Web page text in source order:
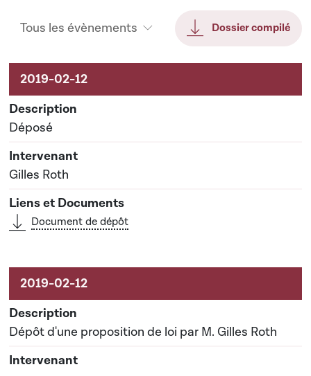
Tous les évènements Dossier compilé
Activités sur le dossier
Déposé
Gilles Roth
Document de dépôt
Dépôt d'une proposition de loi par M. Gilles Roth